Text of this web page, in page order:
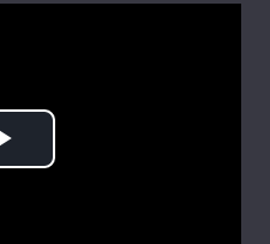
Статті
Думки
Play